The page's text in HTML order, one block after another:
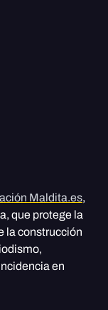
Maldita.es,
que protege la
la construcción
en